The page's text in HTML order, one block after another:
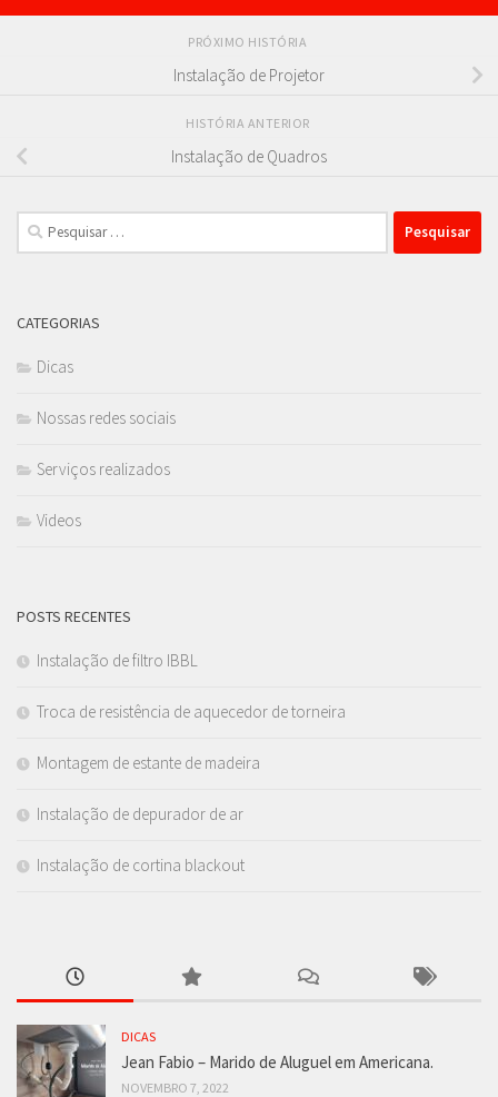
PRÓXIMO HISTÓRIA
Instalação de Projetor
HISTÓRIA ANTERIOR
Instalação de Quadros
Pesquisar
por:
CATEGORIAS
Dicas
Nossas redes sociais
Serviços realizados
Videos
POSTS RECENTES
Instalação de filtro IBBL
Troca de resistência de aquecedor de torneira
Montagem de estante de madeira
Instalação de depurador de ar
Instalação de cortina blackout
DICAS
Jean Fabio – Marido de Aluguel em Americana.
NOVEMBRO 7, 2022